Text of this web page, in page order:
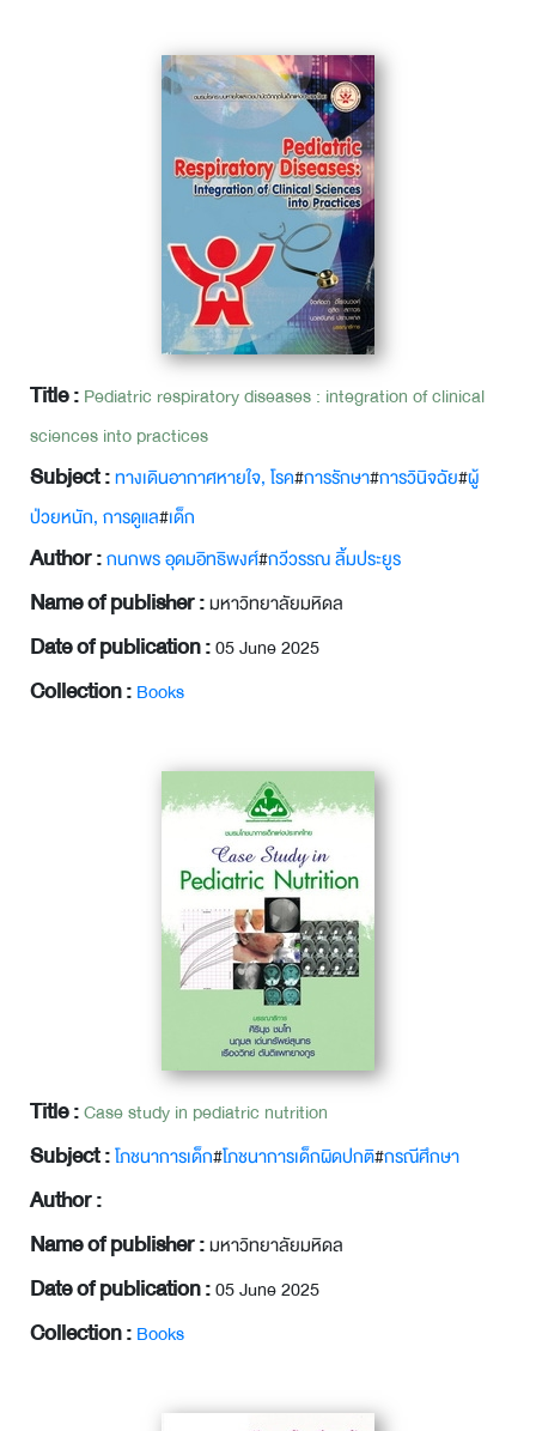
Title :Pediatric respiratory diseases : integration of clinical
sciences into practices
Subject :ทางเดินอากาศหายใจ, โรค#การรักษา#การวินิจฉัย#ผู้
ป่วยหนัก, การดูแล#เด็ก
Author :กนกพร อุดมอิทธิพงศ์#กวีวรรณ ลิ้มประยูร
Name of publisher :มหาวิทยาลัยมหิดล
Date of publication :05 June 2025
Collection :Books
Title :Case study in pediatric nutrition
Subject :โภชนาการเด็ก#โภชนาการเด็กผิดปกติ#กรณีศึกษา
Author :
Name of publisher :มหาวิทยาลัยมหิดล
Date of publication :05 June 2025
Collection :Books